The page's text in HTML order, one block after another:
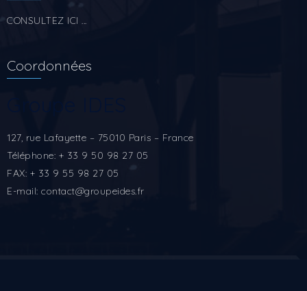
CONSULTEZ ICI ...
Coordonnées
127, rue Lafayette – 75010 Paris – France
Téléphone: + 33 9 50 98 27 05
FAX: + 33 9 55 98 27 05
E-mail: contact@groupeides.fr